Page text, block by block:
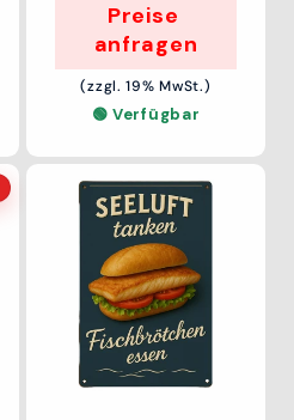
Preise
anfragen
(zzgl. 19% MwSt.)
🟢 Verfügbar